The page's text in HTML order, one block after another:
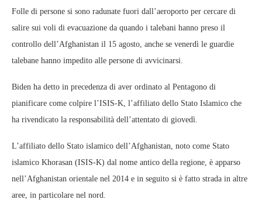
Folle di persone si sono radunate fuori dall’aeroporto per cercare di
salire sui voli di evacuazione da quando i talebani hanno preso il
controllo dell’Afghanistan il 15 agosto, anche se venerdì le guardie
talebane hanno impedito alle persone di avvicinarsi.
Biden ha detto in precedenza di aver ordinato al Pentagono di
pianificare come colpire l’ISIS-K, l’affiliato dello Stato Islamico che
ha rivendicato la responsabilità dell’attentato di giovedì.
L’affiliato dello Stato islamico dell’Afghanistan, noto come Stato
islamico Khorasan (ISIS-K) dal nome antico della regione, è apparso
nell’Afghanistan orientale nel 2014 e in seguito si è fatto strada in altre
aree, in particolare nel nord.